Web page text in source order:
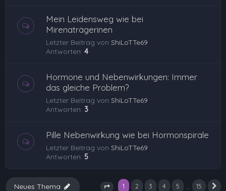
Mein Leidensweg wie bei
Mirenaträgerinen
Letzter Beitrag von ShiLoTTe69
Antworten: 4
Hormone und Nebenwirkungen: Immer
das gleiche Problem?
Letzter Beitrag von ShiLoTTe69
Antworten: 3
Pille Nebenwirkung wie bei Hormonspirale
Letzter Beitrag von ShiLoTTe69
Antworten: 5
Seite 1 von 15
1 2 3 4 5 … 15
Neues Thema